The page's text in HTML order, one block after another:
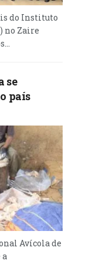
no
já estão à
Bernardo
no
do
quanto
é
que
do
do Instituto
no Zaire
se
país
Avícola de